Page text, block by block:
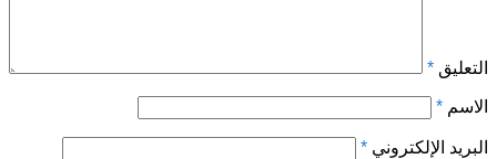
التعليق *
الاسم *
البريد الإلكتروني *